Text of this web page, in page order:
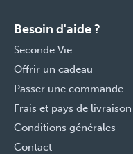
Besoin d'aide ?
Seconde Vie
Offrir un cadeau
Passer une commande
Frais et pays de livraison
Conditions générales
Contact